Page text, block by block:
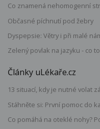
Co znamená nehomogenní
Občasné píchnutí pod žebry
Dyspepsie: Větry i při malé
Zelený povlak na jazyku - co
Články uLékaře.cz
13 situací, kdy je nutné volat
Stáhněte si: První pomoc do
Co pomáhá na oteklé nohy?